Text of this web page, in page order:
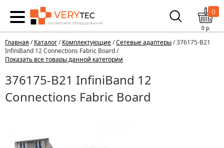
0
0р.
Главная /Каталог/Комплектующие/Сетевые адаптеры/ 376175-B21
InfiniBand 12 Connections Fabric Board /
Показать все товары данной категории
376175-B21 InfiniBand 12
Connections Fabric Board